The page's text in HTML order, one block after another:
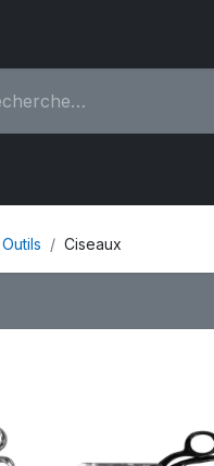
Outils Ciseaux